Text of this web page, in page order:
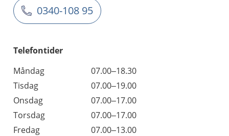
0340-108 95
Telefontider
Måndag
07.00–18.30
Tisdag
07.00–19.00
Onsdag
07.00–17.00
Torsdag
07.00–17.00
Fredag
07.00–13.00